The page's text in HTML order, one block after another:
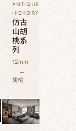
ANTIQUE
HICKORY
仿古
山胡
桃系
列
12mm
｜ 山
胡桃